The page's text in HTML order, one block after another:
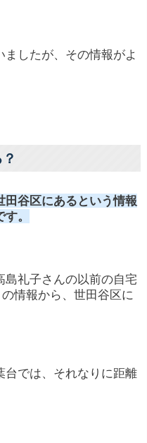
したが、その情報がよ
谷区にあるという情報
。
礼子さんの以前の自宅
情報から、世田谷区に
台では、それなりに距離